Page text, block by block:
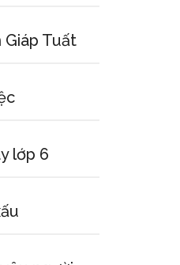
Giáp Tuất
lớp 6